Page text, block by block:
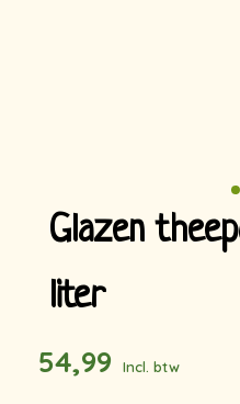
Glazen
liter
54,99
Incl. btw